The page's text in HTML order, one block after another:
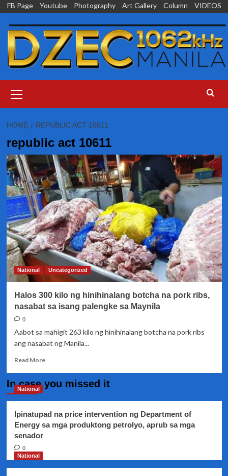
Skip
content
FB Page Youtube Photography Art Gallery Column VIDEOS
Menu
HOME REPUBLIC ACT 10611
republic act 10611
National Uncategorized
Halos 300 kilo ng hinihinalang botcha na pork ribs,
nasabat sa isang palengke sa Maynila
0
Aabot sa mahigit 263 kilo ng hinihinalang botcha na pork ribs
ang nasabat ng Manila...
Read MoreRead
Halos
ng
hinihinalang
In case you missed it
National
Ipinatupad na price intervention ng Department of
Energy sa mga produktong petrolyo, aprub sa mga
senador
0
National